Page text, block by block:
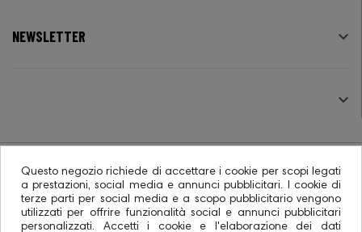
NEWSLETTER 

© 2026 - Ecommerce software CO.RA. SpA
Questo negozio richiede di accettare i cookie per scopi legati
a prestazioni, social media e annunci pubblicitari. I cookie di
terze parti per social media e a scopo pubblicitario vengono
utilizzati per offrire funzionalità social e annunci pubblicitari
personalizzati. Accetti i cookie e l'elaborazione dei dati